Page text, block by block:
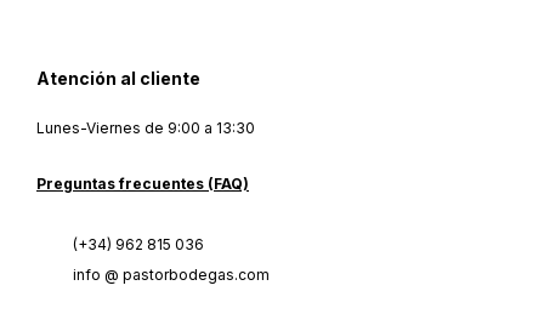
Atención al cliente
Lunes-Viernes de 9:00 a 13:30
Preguntas frecuentes (FAQ)
(+34) 962 815 036
info @ pastorbodegas.com